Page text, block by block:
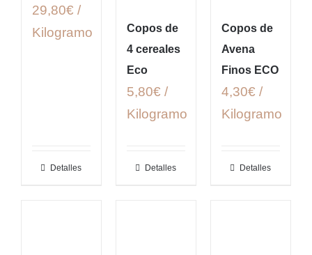
29,80€ /
Kilogramo
Detalles
Copos de
4 cereales
Eco
5,80€ /
Kilogramo
Detalles
Copos de
Avena
Finos ECO
4,30€ /
Kilogramo
Detalles